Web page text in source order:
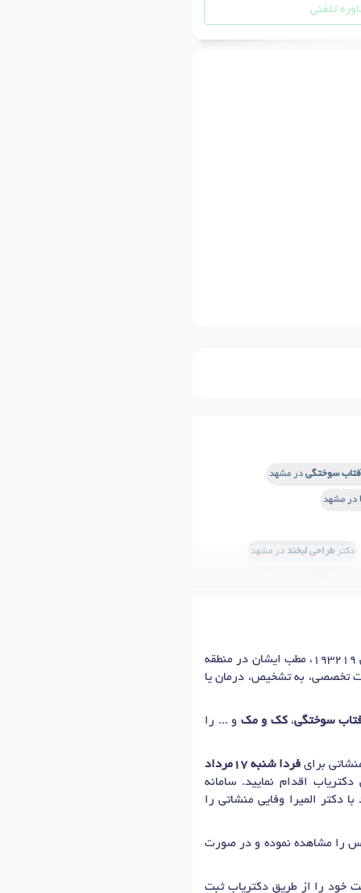
تلفنی
سوختگی در مشهد
در مشهد
دکتر طراحی لبخند در مشهد
دکترجوش صورتدر مشهد
دکترتزریق بوتاکسدر مشهد
خانم دکتر المیرا وفایی منشاتی، دکترای پزشکی عمومی (پوست،مو،لاغری) در شهر مشهد با شماره نظام پزشکی 193219، مطب ایشان در منطقه
تخصصی، به تشخیص، درمان یا
سوختگی،کک و مک و ... را
فردا شنبه 17مرداد
اقدام نمایید. سامانه
المیرا وفایی منشاتی را
را مشاهده نموده و در صورت
خود را از طریق دکتریاب ثبت